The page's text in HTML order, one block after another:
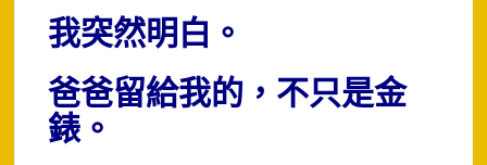
我突然明白。
爸爸留給我的，不只是金
錶。